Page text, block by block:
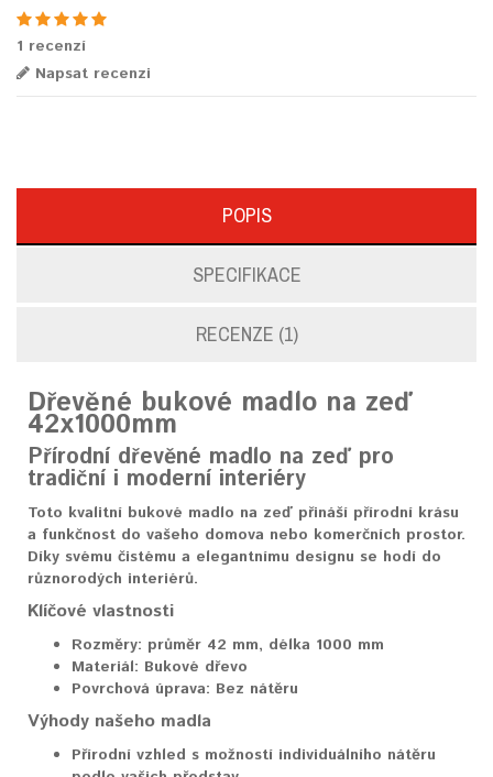
1 recenzí
Napsat recenzi
POPIS
SPECIFIKACE
RECENZE (1)
Dřevěné bukové madlo na zeď
42x1000mm
Přírodní dřevěné madlo na zeď pro
tradiční i moderní interiéry
Toto kvalitní bukové madlo na zeď přináší přírodní krásu
a funkčnost do vašeho domova nebo komerčních prostor.
Díky svému čistému a elegantnímu designu se hodí do
různorodých interiérů.
Klíčové vlastnosti
Rozměry: průměr 42 mm, délka 1000 mm
Materiál: Bukové dřevo
Povrchová úprava: Bez nátěru
Výhody našeho madla
Přírodní vzhled s možností individuálního nátěru